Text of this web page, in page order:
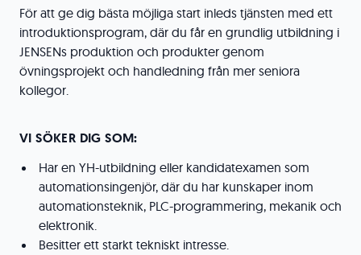
För att ge dig bästa möjliga start inleds tjänsten med ett
introduktionsprogram, där du får en grundlig utbildning i
JENSENs produktion och produkter genom
övningsprojekt och handledning från mer seniora
kollegor.
VI SÖKER DIG SOM:
Har en YH-utbildning eller kandidatexamen som
automationsingenjör, där du har kunskaper inom
automationsteknik, PLC-programmering, mekanik och
elektronik.
Besitter ett starkt tekniskt intresse.